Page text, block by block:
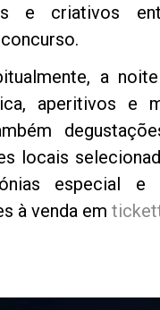
e criativos
a
aperitivos e
locais
especial e
à venda em